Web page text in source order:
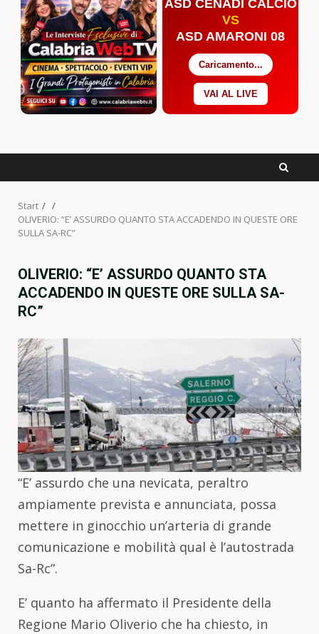
ASD CENADI CALCIO
VS
ASD AMARONI 08
Caricamento...
VAI AL LIVE
Start
OLIVERIO: “E’ ASSURDO QUANTO STA ACCADENDO IN QUESTE ORE
SULLA SA-RC”
OLIVERIO: “E’ ASSURDO QUANTO STA
ACCADENDO IN QUESTE ORE SULLA SA-
RC”
“E’ assurdo che una nevicata, peraltro
ampiamente prevista e annunciata, possa
mettere in ginocchio un’arteria di grande
comunicazione e mobilità qual è l’autostrada
Sa-Rc”.
E’ quanto ha affermato il Presidente della
Regione Mario Oliverio che ha chiesto, in